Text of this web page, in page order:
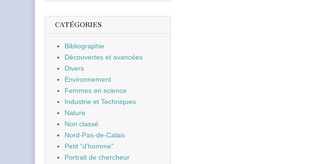
CATÉGORIES
Bibliographie
Découvertes et avancées
Divers
Environnement
Femmes en science
Industrie et Techniques
Nature
Non classé
Nord-Pas-de-Calais
Petit "d'homme"
Portrait de chercheur